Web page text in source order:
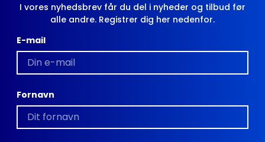
I vores nyhedsbrev får du del i nyheder og tilbud før
alle andre. Registrer dig her nedenfor.
E-mail
Fornavn